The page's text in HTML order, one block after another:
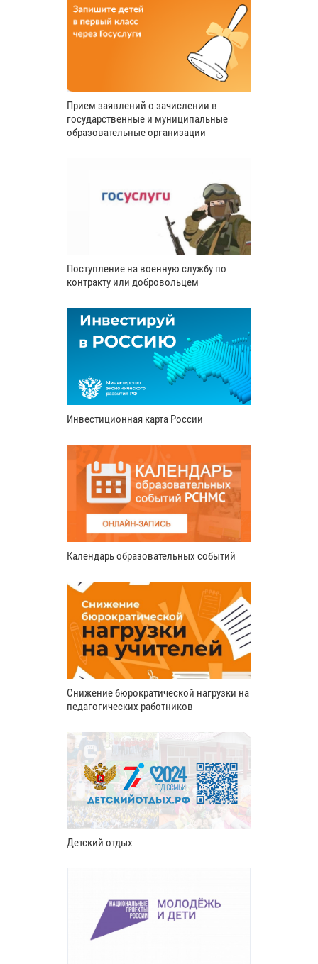
Прием заявлений о зачислении в
государственные и муниципальные
образовательные организации
Поступление на военную службу по
контракту или добровольцем
Инвестиционная карта России
Календарь образовательных событий
Снижение бюрократической нагрузки на
педагогических работников
Детский отдых